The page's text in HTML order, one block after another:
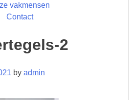
vakmensen
Contact
2
by admin